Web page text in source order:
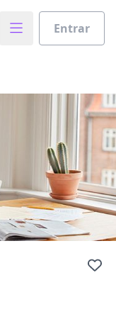
Entrar
SP.
experimente